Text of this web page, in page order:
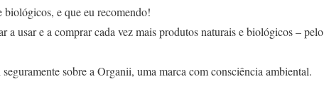
e que eu recomendo!
a usar e a comprar cada vez mais produtos naturais e biológicos – pelo
sobre a Organii, uma marca com consciência ambiental.